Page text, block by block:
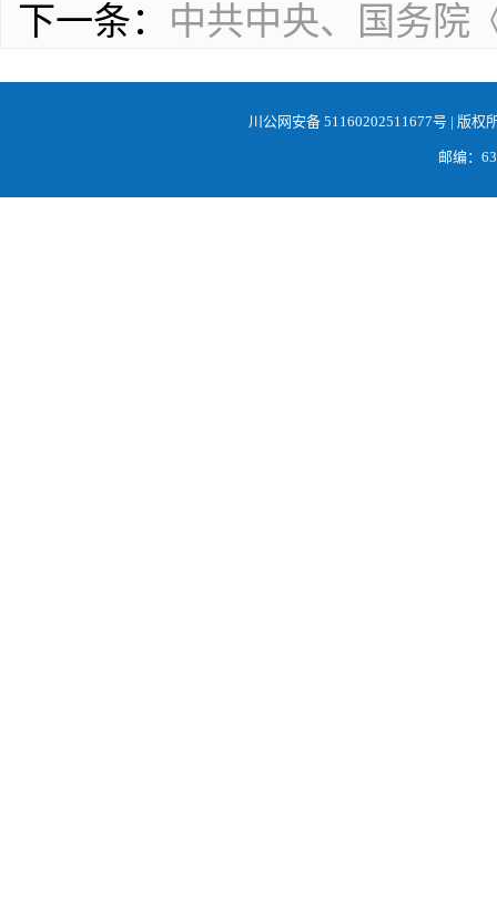
下一条： 中共中央、国务院
川公网安备 51160202511677号 | 版权
邮编：